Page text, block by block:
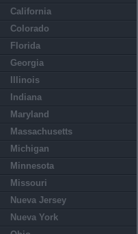
California
Colorado
Florida
Georgia
Illinois
Indiana
Maryland
Massachusetts
Michigan
Minnesota
Missouri
Nueva Jersey
Nueva York